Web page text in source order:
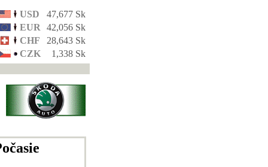
USD
47,677 Sk
EUR
42,056 Sk
CHF
28,643 Sk
CZK
1,338 Sk